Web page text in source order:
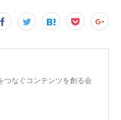
つなぐコンテンツを創る会